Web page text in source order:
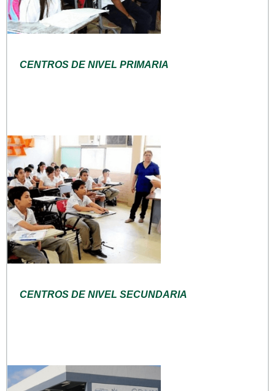
CENTROS DE NIVEL PRIMARIA
CENTROS DE NIVEL SECUNDARIA